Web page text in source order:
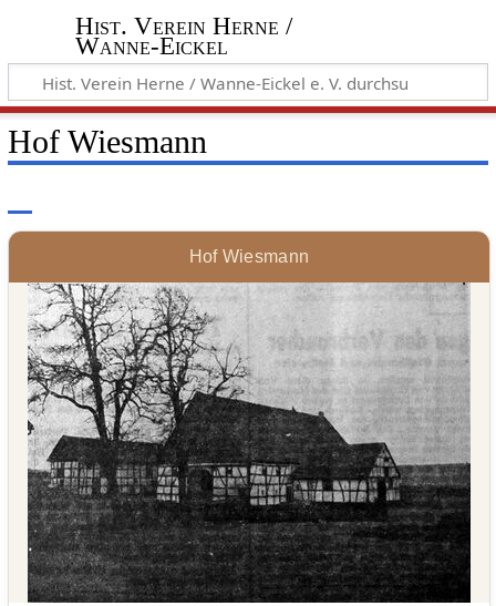
Hist. Verein Herne /
Wanne-Eickel
Hof Wiesmann
Hof Wiesmann